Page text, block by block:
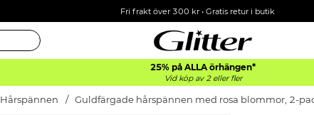
Fri frakt över 300 kr• Gratis retur i butik
25% på ALLA örhängen*
Vid köp av 2 eller fler
Hårspännen Guldfärgade hårspännen med rosa blommor, 2-